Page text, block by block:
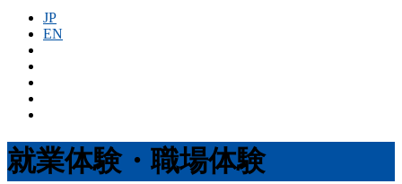
JP
EN
就業体験・職場体験